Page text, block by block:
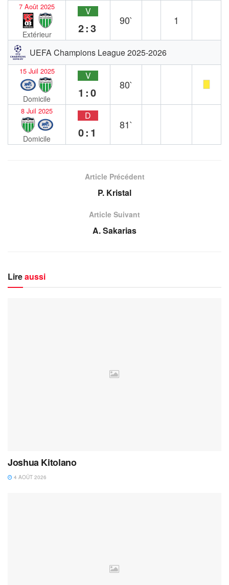
7 Août 2025
Extérieur
V
2:3
90` 1
UEFA Champions League 2025-2026
15 Juil 2025
Domicile
V
1:0
80`
8 Juil 2025
Domicile
D
0:1
81`
Article Précédent
P. Kristal
Article Suivant
A. Sakarias
Lireaussi
Joshua Kitolano
4 AOÛT 2026